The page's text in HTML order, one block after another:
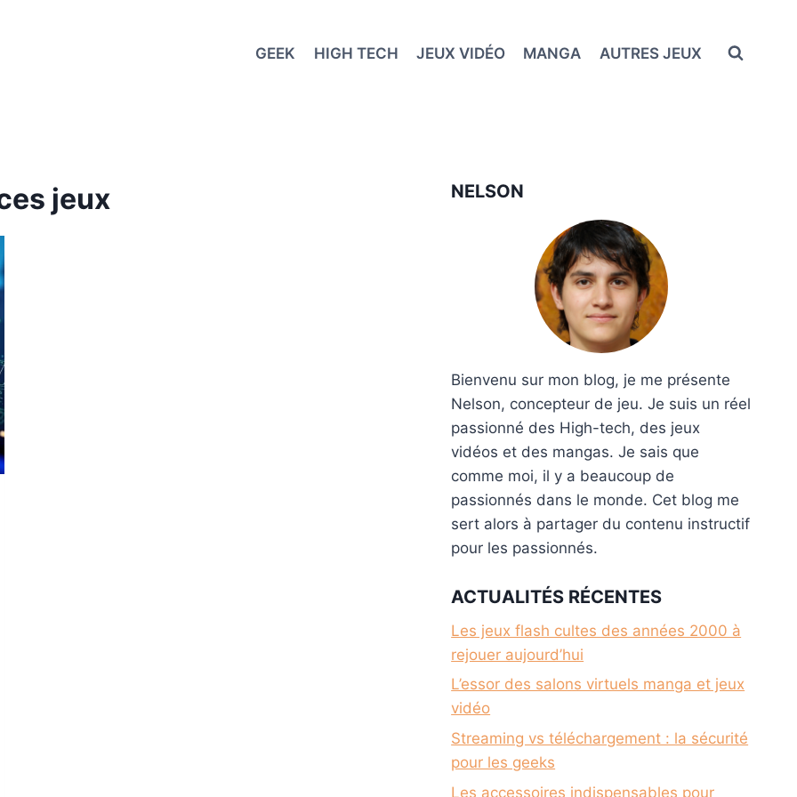
GEEK HIGH TECH JEUX VIDÉO MANGA AUTRES JEUX
jeux NELSON
Bienvenu sur mon blog, je me présente
Nelson, concepteur de jeu. Je suis un réel
passionné des High-tech, des jeux
vidéos et des mangas. Je sais que
comme moi, il y a beaucoup de
passionnés dans le monde. Cet blog me
sert alors à partager du contenu instructif
pour les passionnés.
ACTUALITÉS RÉCENTES
Les jeux flash cultes des années 2000 à
rejouer aujourd’hui
L’essor des salons virtuels manga et jeux
vidéo
Streaming vs téléchargement : la sécurité
pour les geeks
Les accessoires indispensables pour